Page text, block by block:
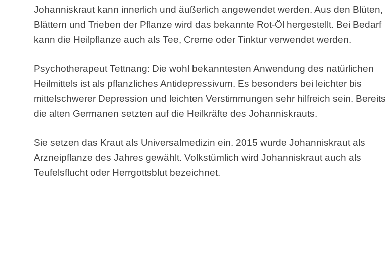
Johanniskraut kann innerlich und äußerlich angewendet werden. Aus den Blüten,
Blättern und Trieben der Pflanze wird das bekannte Rot-Öl hergestellt. Bei Bedarf
kann die Heilpflanze auch als Tee, Creme oder Tinktur verwendet werden.
Psychotherapeut Tettnang: Die wohl bekanntesten Anwendung des natürlichen
Heilmittels ist als pflanzliches Antidepressivum. Es besonders bei leichter bis
mittelschwerer Depression und leichten Verstimmungen sehr hilfreich sein. Bereits
die alten Germanen setzten auf die Heilkräfte des Johanniskrauts.
Sie setzen das Kraut als Universalmedizin ein. 2015 wurde Johanniskraut als
Arzneipflanze des Jahres gewählt. Volkstümlich wird Johanniskraut auch als
Teufelsflucht oder Herrgottsblut bezeichnet.